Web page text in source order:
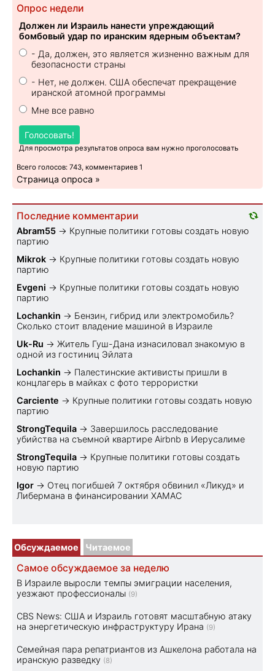
Опрос недели
Должен ли Израиль нанести упреждающий
бомбовый удар по иранским ядерным объектам?
- Да, должен, это является жизненно важным для
безопасности страны
- Нет, не должен. США обеспечат прекращение
иранской атомной программы
Мне все равно
Голосовать!
Для просмотра результатов опроса вам нужно проголосовать
Всего голосов: 743, комментариев 1
Страница опроса »
Последние комментарии
Abram55 → Крупные политики готовы создать новую
партию
Mikrok → Крупные политики готовы создать новую
партию
Evgeni → Крупные политики готовы создать новую
партию
Lochankin → Бензин, гибрид или электромобиль?
Cколько стоит владение машиной в Израиле
Uk-Ru → Житель Гуш-Дана изнасиловал знакомую в
одной из гостиниц Эйлата
Lochankin → Палестинские активисты пришли в
концлагерь в майках с фото террористки
Carciente → Крупные политики готовы создать новую
партию
StrongTequila → Завершилось расследование
убийства на съемной квартире Airbnb в Иерусалиме
StrongTequila → Крупные политики готовы создать
новую партию
Igor → Отец погибшей 7 октября обвинил «Ликуд» и
Либермана в финансировании ХАМАС
Обсуждаемое Читаемое
Самое обсуждаемое за неделю
В Израиле выросли темпы эмиграции населения,
уезжают профессионалы (9)
CBS News: США и Израиль готовят масштабную атаку
на энергетическую инфраструктуру Ирана (9)
Семейная пара репатриантов из Ашкелона работала на
иранскую разведку (8)